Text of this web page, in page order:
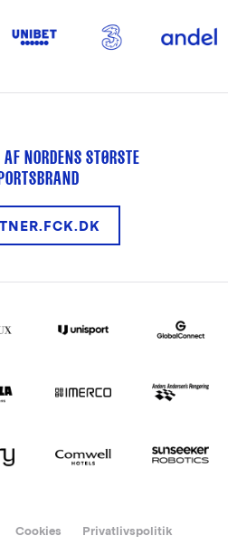
NORDENS STØRSTE
Cookies Privatlivspolitik